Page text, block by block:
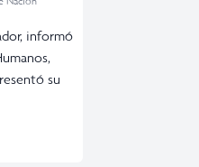
informó
su